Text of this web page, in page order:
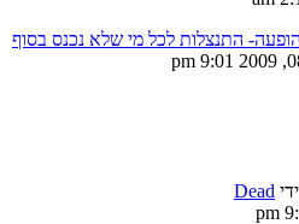
התנצלות לכל מי שלא נכנס בסוף
Dead